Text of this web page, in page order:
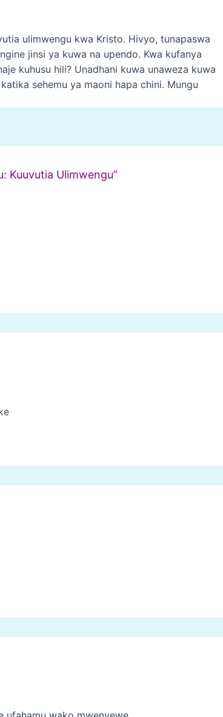
ulimwengu kwa Kristo. Hivyo, tunapaswa
jinsi ya kuwa na upendo. Kwa kufanya
kuhusu hili? Unadhani kuwa unaweza kuwa
sehemu ya maoni hapa chini. Mungu
Kuuvutia Ulimwengu”